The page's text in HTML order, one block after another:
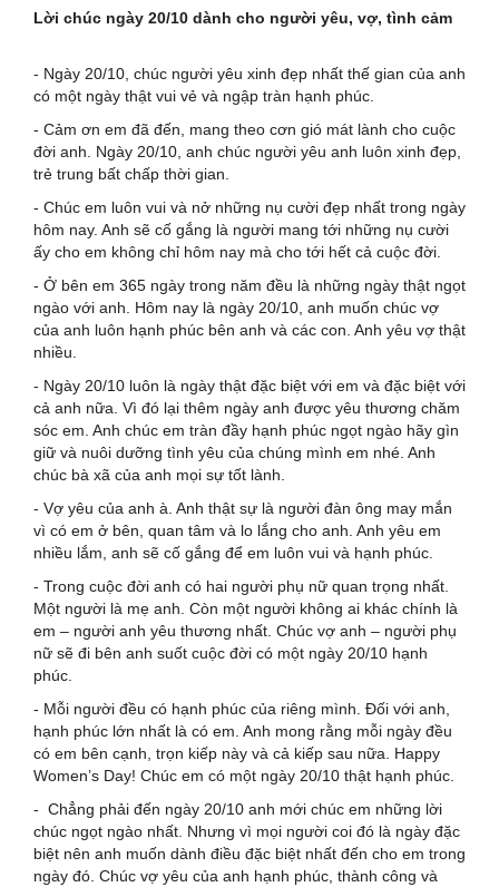
Lời chúc ngày 20/10 dành cho người yêu, vợ, tình cảm
- Ngày 20/10, chúc người yêu xinh đẹp nhất thế gian của anh
có một ngày thật vui vẻ và ngập tràn hạnh phúc.
- Cảm ơn em đã đến, mang theo cơn gió mát lành cho cuộc
đời anh. Ngày 20/10, anh chúc người yêu anh luôn xinh đẹp,
trẻ trung bất chấp thời gian.
- Chúc em luôn vui và nở những nụ cười đẹp nhất trong ngày
hôm nay. Anh sẽ cố gắng là người mang tới những nụ cười
ấy cho em không chỉ hôm nay mà cho tới hết cả cuộc đời.
- Ở bên em 365 ngày trong năm đều là những ngày thật ngọt
ngào với anh. Hôm nay là ngày 20/10, anh muốn chúc vợ
của anh luôn hạnh phúc bên anh và các con. Anh yêu vợ thật
nhiều.
- Ngày 20/10 luôn là ngày thật đặc biệt với em và đặc biệt với
cả anh nữa. Vì đó lại thêm ngày anh đư­ợc yêu thư­ơng chăm
sóc em. Anh chúc em tràn đầy hạnh phúc ngọt ngào hãy gìn
giữ và nuôi dư­ỡng tình yêu của chúng mình em nhé. Anh
chúc bà xã của anh mọi sự tốt lành.
- Vợ yêu của anh à. Anh thật sự là người đàn ông may mắn
vì có em ở bên, quan tâm và lo lắng cho anh. Anh yêu em
nhiều lắm, anh sẽ cố gắng để em luôn vui và hạnh phúc.
- Trong cuộc đời anh có hai người phụ nữ quan trọng nhất.
Một người là mẹ anh. Còn một người không ai khác chính là
em – người anh yêu thương nhất. Chúc vợ anh – người phụ
nữ sẽ đi bên anh suốt cuộc đời có một ngày 20/10 hạnh
phúc.
- Mỗi người đều có hạnh phúc của riêng mình. Đối với anh,
hạnh phúc lớn nhất là có em. Anh mong rằng mỗi ngày đều
có em bên cạnh, trọn kiếp này và cả kiếp sau nữa. Happy
Women’s Day! Chúc em có một ngày 20/10 thật hạnh phúc.
- Chẳng phải đến ngày 20/10 anh mới chúc em những lời
chúc ngọt ngào nhất. Nhưng vì mọi người coi đó là ngày đặc
biệt nên anh muốn dành điều đặc biệt nhất đến cho em trong
ngày đó. Chúc vợ yêu của anh hạnh phúc, thành công và